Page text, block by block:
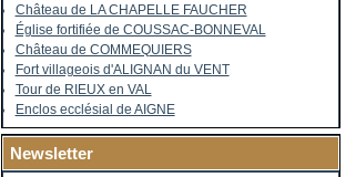
Château de LA CHAPELLE FAUCHER
Église fortifiée de COUSSAC-BONNEVAL
Château de COMMEQUIERS
Fort villageois d'ALIGNAN du VENT
Tour de RIEUX en VAL
Enclos ecclésial de AIGNE
Newsletter